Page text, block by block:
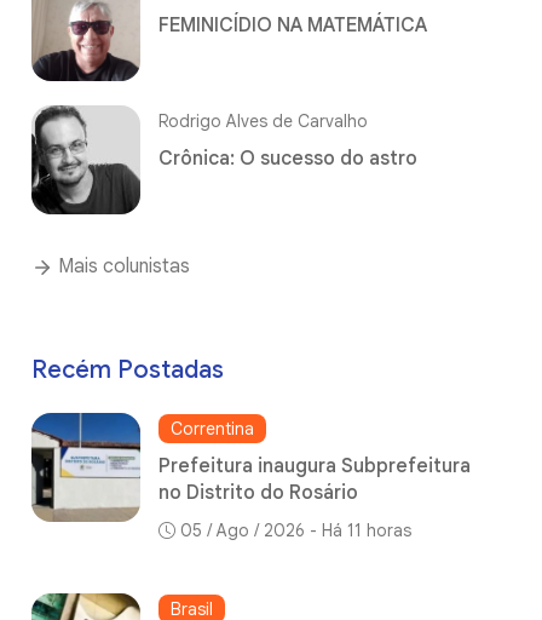
FEMINICÍDIO NA MATEMÁTICA
Rodrigo Alves de Carvalho
Crônica: O sucesso do astro
Mais colunistas
Recém Postadas
Correntina
Prefeitura inaugura Subprefeitura
no Distrito do Rosário
05 / Ago / 2026 - Há 11 horas
Brasil